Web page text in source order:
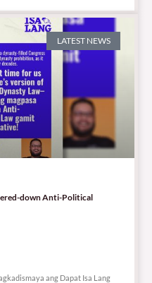
LATEST NEWS
down Anti-Political
ang Dapat Isa Lang